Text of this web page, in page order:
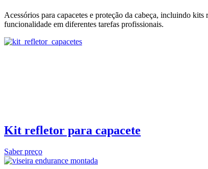
Acessórios para capacetes e proteção da cabeça, incluindo
funcionalidade em diferentes tarefas profissionais.
Kit refletor para capacete
Saber preço